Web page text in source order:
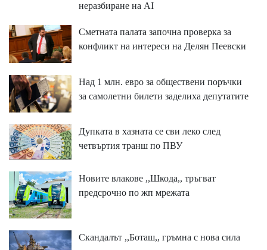
неразбиране на AI
Сметната палата започна проверка за
конфликт на интереси на Делян Пеевски
Над 1 млн. евро за обществени поръчки
за самолетни билети заделиха депутатите
Дупката в хазната се сви леко след
четвъртия транш по ПВУ
Новите влакове ,,Шкода,, тръгват
предсрочно по жп мрежата
Скандалът ,,Боташ,, гръмна с нова сила